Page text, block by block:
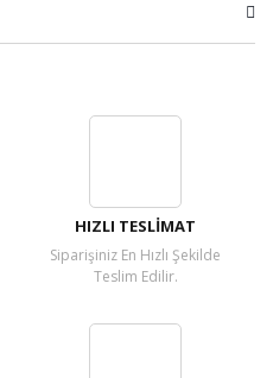
HIZLI TESLİMAT
Siparişiniz En Hızlı Şekilde
Teslim Edilir.